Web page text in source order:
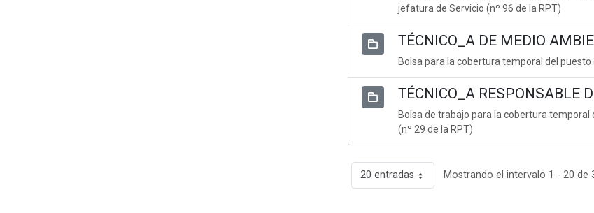
jefatura de Servicio (nº 96 de la RPT)
TÉCNICO_A DE MEDIO
Bolsa para la cobertura temporal del
TÉCNICO_A RESPONSABLE
Bolsa de trabajo para la cobertura
(nº 29 de la RPT)
20 entradas Mostrando el intervalo 1 - 20 de